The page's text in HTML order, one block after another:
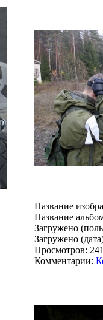
Название
Название
Загружено
Загружено
Просмотров:
Комментарии: